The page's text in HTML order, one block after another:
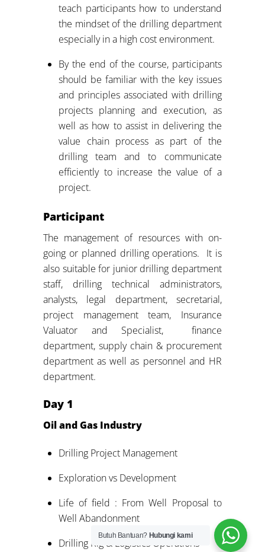
teach participants how to understand
the mindset of the drilling department
especially in a high cost environment.
By the end of the course, participants
should be familiar with the key issues
and principles associated with drilling
projects planning and execution, as
well as how to assist in delivering the
value chain process as part of the
drilling team and to communicate
efficiently to increase the value of a
project.
Participant
The management of resources with on-
going or planned drilling operations. It is
also suitable for junior drilling department
staff, drilling technical administrators,
analysts, legal department, secretarial,
project management team, Insurance
Valuator and Specialist, finance
department, supply chain & procurement
department as well as personnel and HR
department.
Day 1
Oil and Gas Industry
Drilling Project Management
Exploration vs Development
Life of field : From Well Proposal to
Well Abandonment
Drilling Rig & Logistics Operations
Butuh Bantuan? Hubungi kami